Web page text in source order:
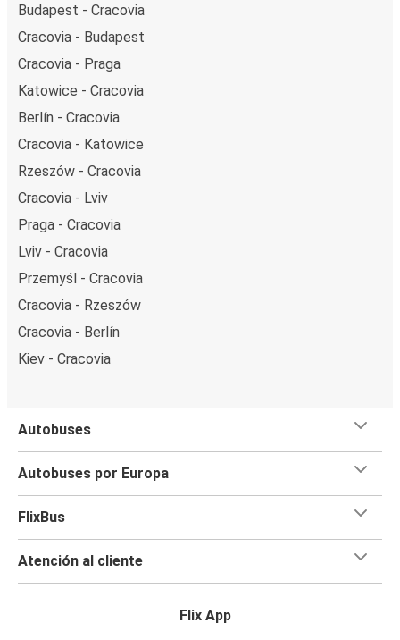
Budapest - Cracovia
Cracovia - Budapest
Cracovia - Praga
Katowice - Cracovia
Berlín - Cracovia
Cracovia - Katowice
Rzeszów - Cracovia
Cracovia - Lviv
Praga - Cracovia
Lviv - Cracovia
Przemyśl - Cracovia
Cracovia - Rzeszów
Cracovia - Berlín
Kiev - Cracovia
Autobuses
Autobuses por Europa
FlixBus
Atención al cliente
Flix App